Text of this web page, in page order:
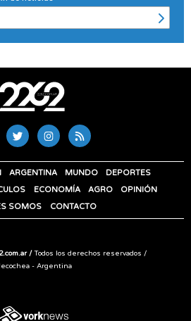
ARGENTINA MUNDO
DEPORTES
ECONOMÍA AGRO
OPINIÓN
SOMOS
CONTACTO
/Todos los derechos reservados /
- Argentina